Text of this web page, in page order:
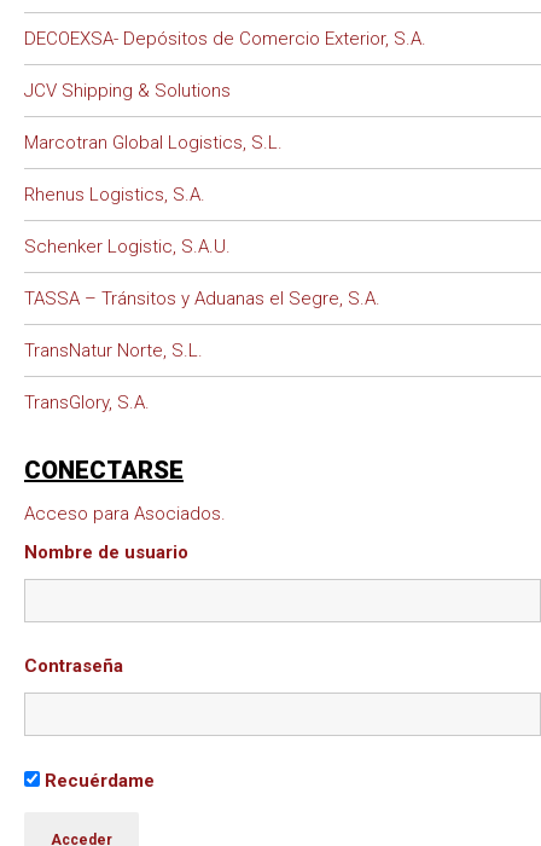
DECOEXSA- Depósitos de Comercio Exterior, S.A.
JCV Shipping & Solutions
Marcotran Global Logistics, S.L.
Rhenus Logistics, S.A.
Schenker Logistic, S.A.U.
TASSA – Tránsitos y Aduanas el Segre, S.A.
TransNatur Norte, S.L.
TransGlory, S.A.
CONECTARSE
Acceso para Asociados.
Nombre de usuario
Contraseña
Recuérdame